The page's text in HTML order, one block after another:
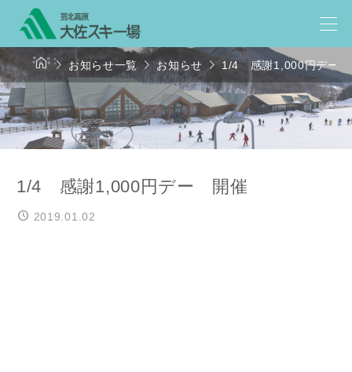
 お知らせ一覧お知らせ1/4 感謝1,000円デー
1/4 感謝1,000円デー 開催
2019.01.02